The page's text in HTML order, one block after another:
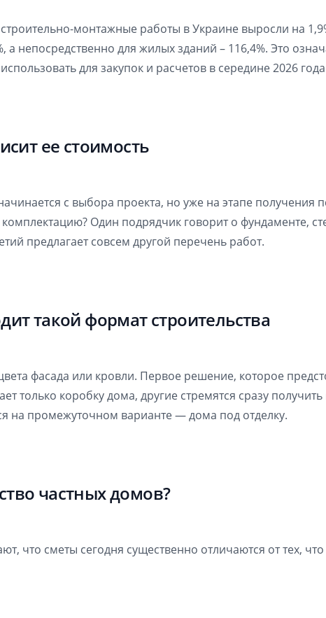
монтажные работы в Украине выросли на
непосредственно для жилых зданий – 116,4%. Это
для закупок и расчетов в середине 2026
ее стоимость
с выбора проекта, но уже на этапе получения
Один подрядчик говорит о фундаменте,
предлагает совсем другой перечень работ.
такой формат строительства
фасада или кровли. Первое решение, которое
только коробку дома, другие стремятся сразу
на промежуточном варианте — дома под отделку.
частных домов?
что сметы сегодня существенно отличаются от тех,